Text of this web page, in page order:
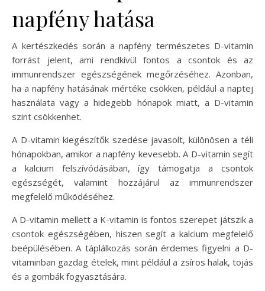
napfény hatása
A kertészkedés során a napfény természetes D-vitamin
forrást jelent, ami rendkívül fontos a csontok és az
immunrendszer egészségének megőrzéséhez. Azonban,
ha a napfény hatásának mértéke csökken, például a naptej
használata vagy a hidegebb hónapok miatt, a D-vitamin
szint csökkenhet.
A D-vitamin kiegészítők szedése javasolt, különösen a téli
hónapokban, amikor a napfény kevesebb. A D-vitamin segít
a kalcium felszívódásában, így támogatja a csontok
egészségét, valamint hozzájárul az immunrendszer
megfelelő működéséhez.
A D-vitamin mellett a K-vitamin is fontos szerepet játszik a
csontok egészségében, hiszen segít a kalcium megfelelő
beépülésében. A táplálkozás során érdemes figyelni a D-
vitaminban gazdag ételek, mint például a zsíros halak, tojás
és a gombák fogyasztására.